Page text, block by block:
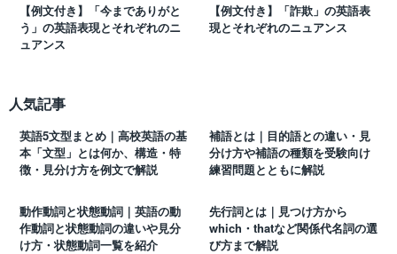
【例文付き】「今までありがと
う」の英語表現とそれぞれのニ
ュアンス
【例文付き】「詐欺」の英語表
現とそれぞれのニュアンス
人気記事
英語5文型まとめ｜高校英語の基
本「文型」とは何か、構造・特
徴・見分け方を例文で解説
補語とは｜目的語との違い・見
分け方や補語の種類を受験向け
練習問題とともに解説
動作動詞と状態動詞｜英語の動
作動詞と状態動詞の違いや見分
け方・状態動詞一覧を紹介
先行詞とは｜見つけ方から
which・thatなど関係代名詞の選
び方まで解説